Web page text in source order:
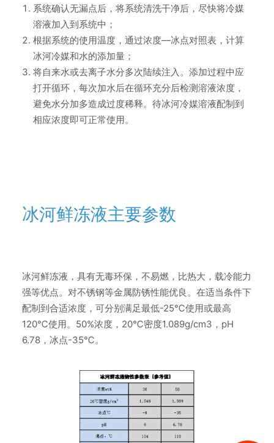
系统确认无漏点后，将系统清洗干净后，尽快将冷媒
溶液加入到系统中；
根据系统的使用温度，通过浓度—冰点对照表，计算
冰河冷媒和水的添加量；
将自来水或去离子水分多次陆续注入。添加过程中应
打开循环，每次加水后在循环充分后检测溶液浓度，
避免水分加多造成过度稀释。待冰河冷媒溶液配制到
相应浓度即可正常使用。
冰河鲜冻液主要参数
冰河鲜冻液，具有无毒环保，不易燃，比热大，载冷能力
强等优点。对不锈钢等金属防锈性能优良。在适当条件下
配制到合适浓度，可分别满足最低-25℃使用或最高
120℃使用。50%浓度，20℃密度1.089g/cm3，pH
6.78，冰点-35℃。